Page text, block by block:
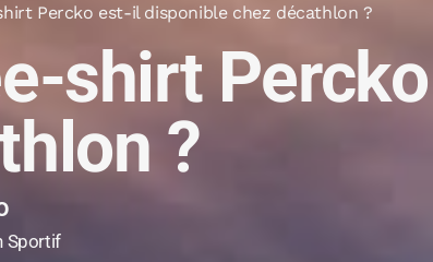
Percko est-il disponible chez décathlon ?
shirt
?
Sportif